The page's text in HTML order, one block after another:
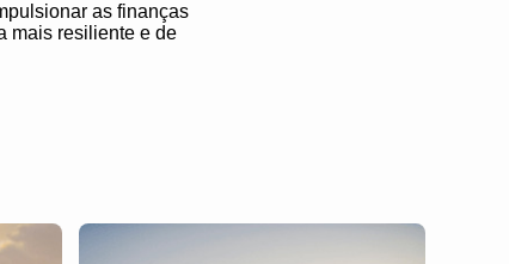
as finanças
mais resiliente e de